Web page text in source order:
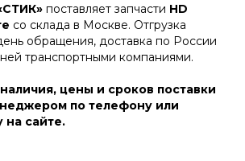
поставляет запчасти HD
со склада в Москве. Отгрузка
обращения, доставка по России
транспортными компаниями.
цены и сроков поставки
по телефону или
на сайте.